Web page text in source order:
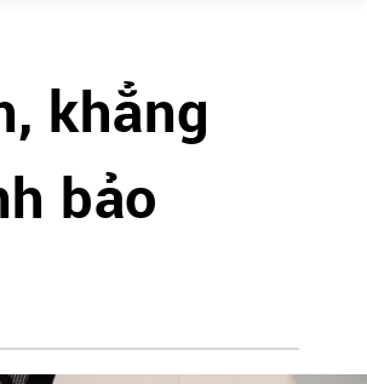
khẳng
bảo